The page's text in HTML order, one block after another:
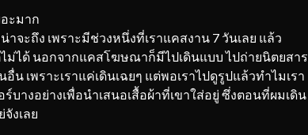
ะมาก
จะถึง เพราะมีช่วงหนึ่งที่เราแคสงาน 7 วันเลย แล้ว
ไม่ได้ นอกจากแคสโฆษณาก็มีไปเดินแบบ ไปถ่ายนิตยสาร
เพราะเราแค่เดินเฉยๆ แต่พอเราไปดูรูปแล้วทำไมเรา
บางอย่างเพื่อนำเสนอเสื้อผ้าที่เขาใส่อยู่ ซึ่งตอนที่ผมเดิน
งเลย